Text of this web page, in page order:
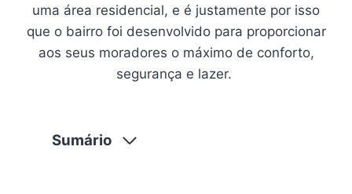
uma área residencial, e é justamente por isso
que o bairro foi desenvolvido para proporcionar
aos seus moradores o máximo de conforto,
segurança e lazer.
Sumário